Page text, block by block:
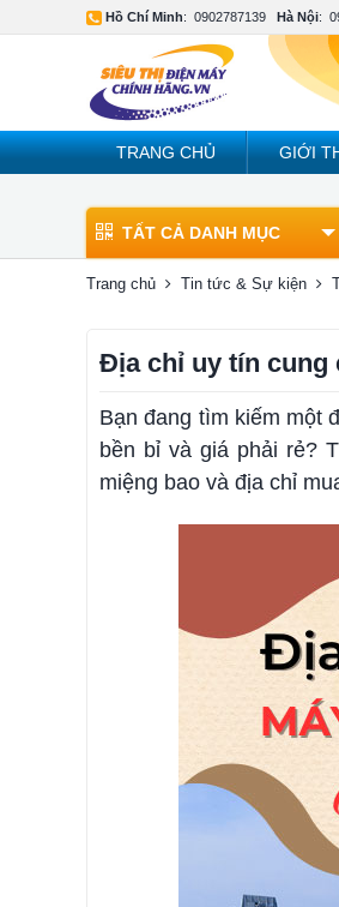
Hồ Chí Minh: 0902787139 Hà Nội:
TRANG CHỦ GIỚI
TẤT CẢ DANH MỤC
Trang chủ Tin tức & Sự kiện
Địa chỉ uy tín cung
Bạn đang tìm kiếm một
bền bỉ và giá phải rẻ?
miệng bao và địa chỉ